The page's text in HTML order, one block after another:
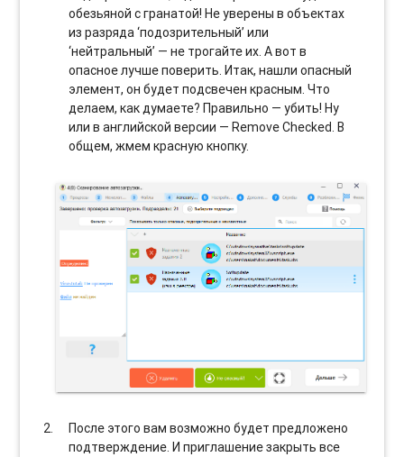
обезьяной с гранатой! Не уверены в объектах
из разряда ‘подозрительный’ или
‘нейтральный’ — не трогайте их. А вот в
опасное лучше поверить. Итак, нашли опасный
элемент, он будет подсвечен красным. Что
делаем, как думаете? Правильно — убить! Ну
или в английской версии — Remove Checked. В
общем, жмем красную кнопку.
После этого вам возможно будет предложено
подтверждение. И приглашение закрыть все